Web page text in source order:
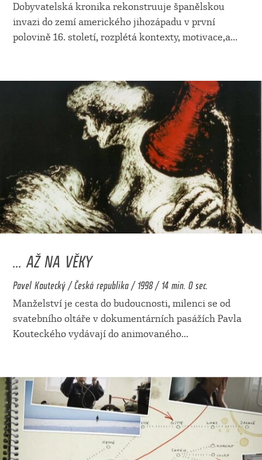
Dobyvatelská kronika rekonstruuje španělskou
invazi do zemí amerického jihozápadu v první
polovině 16. století, rozplétá kontexty, motivace,a...
... AŽ NA VĚKY
Pavel Koutecký / Česká republika / 1998 / 14 min. 0 sec.
Manželství je cesta do budoucnosti, milenci se od
svatebního oltáře v dokumentárních pasážích Pavla
Kouteckého vydávají do animovaného...